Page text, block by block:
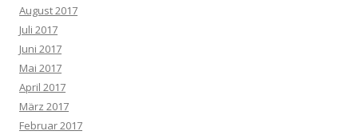
August 2017
Juli 2017
Juni 2017
Mai 2017
April 2017
März 2017
Februar 2017